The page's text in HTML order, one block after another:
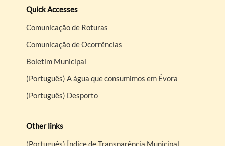
Quick Accesses
Comunicação de Roturas
Comunicação de Ocorrências
Boletim Municipal
(Português) A água que consumimos em Évora
(Português) Desporto
Other links
(Português) Índice de Transparência Municipal